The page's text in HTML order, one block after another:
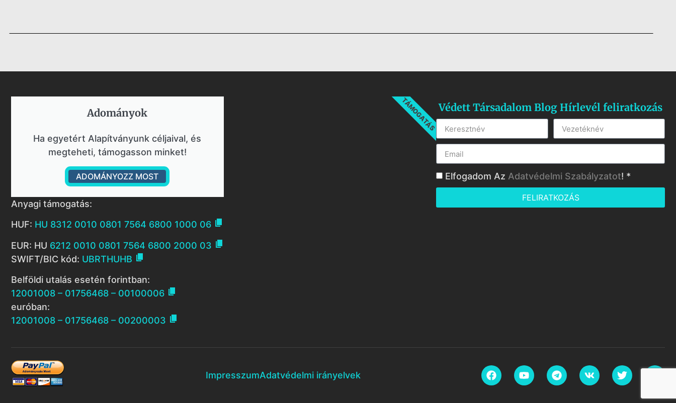
Adományok​
Ha egyetért Alapítványunk céljaival, és
megteheti, támogasson minket!
ADOMÁNYOZZ MOST
TÁMOGATÁS
Anyagi támogatás:
HUF: HU 8312 0010 0801 7564 6800 1000 06 
EUR: HU 6212 0010 0801 7564 6800 2000 03 
SWIFT/BIC kód: UBRTHUHB 
Belföldi utalás esetén forintban:
12001008 – 01756468 – 00100006 
euróban:
12001008 – 01756468 – 00200003 
Védett Társadalom Blog Hírlevél feliratkozás
Elfogadom Az Adatvédelmi Szabályzatot! *
FELIRATKOZÁS
ImpresszumAdatvédelmi irányelvek